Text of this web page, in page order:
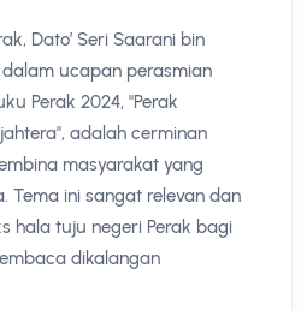
Dato’ Seri Saarani bin
ucapan perasmian
Perak 2024, "Perak
adalah cerminan
masyarakat yang
Tema ini sangat relevan dan
hala tuju negeri Perak bagi
dikalangan